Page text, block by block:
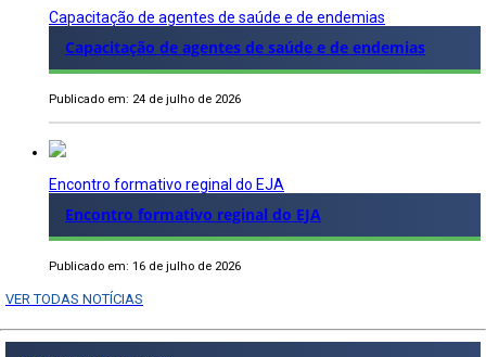
Capacitação de agentes de saúde e de endemias
Capacitação de agentes de saúde e de endemias
Publicado em: 24 de julho de 2026
Encontro formativo reginal do EJA
Encontro formativo reginal do EJA
Publicado em: 16 de julho de 2026
VER TODAS NOTÍCIAS